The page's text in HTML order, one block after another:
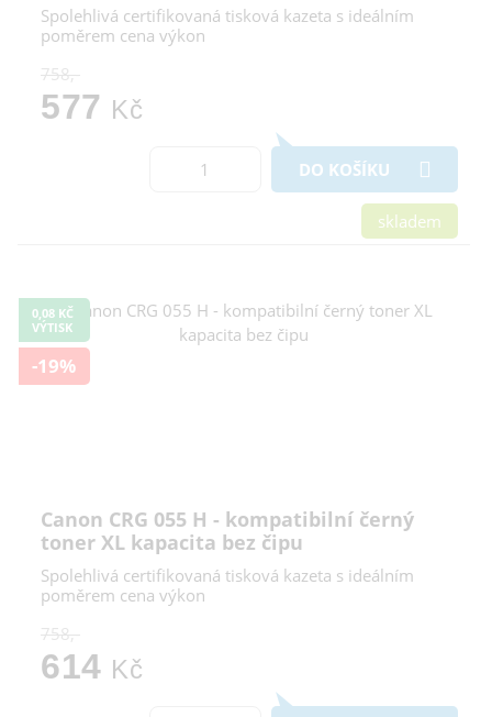
Spolehlivá certifikovaná tisková kazeta s ideálním
poměrem cena výkon
758,-
577 Kč
DO KOŠÍKU
skladem
0,08 KČ
VÝTISK
-19%
Canon CRG 055 H - kompatibilní černý
toner XL kapacita bez čipu
Spolehlivá certifikovaná tisková kazeta s ideálním
poměrem cena výkon
758,-
614 Kč